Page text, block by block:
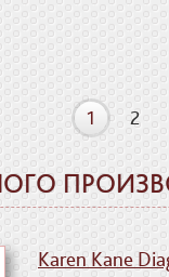
1 2
Karen Kane